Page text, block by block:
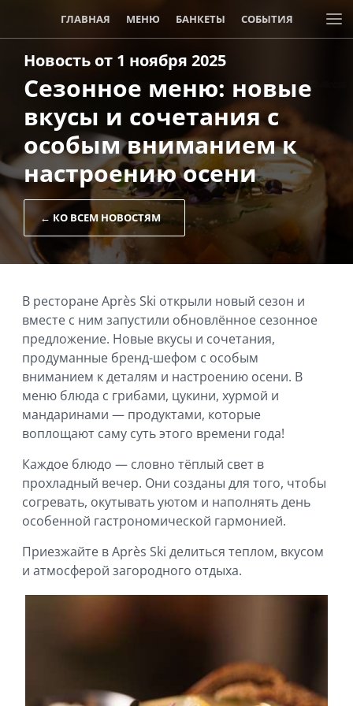
ГЛАВНАЯ МЕНЮ БАНКЕТЫ СОБЫТИЯ
АКЦИИ И СКИДКИ
Новость от 1 ноября 2025
Сезонное меню: новые
вкусы и сочетания с
особым вниманием к
настроению осени
← КО ВСЕМ НОВОСТЯМ
В ресторане Après Ski открыли новый сезон и
вместе с ним запустили обновлённое сезонное
предложение. Новые вкусы и сочетания,
продуманные бренд-шефом с особым
вниманием к деталям и настроению осени. В
меню блюда с грибами, цукини, хурмой и
мандаринами — продуктами, которые
воплощают саму суть этого времени года!
Каждое блюдо — словно тёплый свет в
прохладный вечер. Они созданы для того, чтобы
согревать, окутывать уютом и наполнять день
особенной гастрономической гармонией.
Приезжайте в Après Ski делиться теплом, вкусом
и атмосферой загородного отдыха.